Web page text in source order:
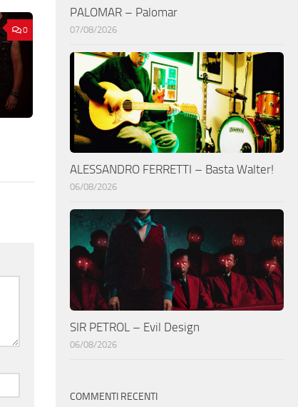
0
PALOMAR – Palomar
07/08/2026
ALESSANDRO FERRETTI – Basta Walter!
06/08/2026
SIR PETROL – Evil Design
06/08/2026
COMMENTI RECENTI